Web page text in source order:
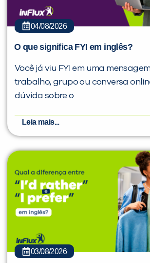
04/08/2026
O que significa FYI em inglês?
Você já viu FYI em uma
trabalho, grupo ou conversa
dúvida sobre o
Leia mais...
03/08/2026